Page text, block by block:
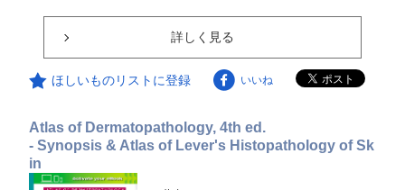
詳しく見る
ほしいものリストに登録 いいね
Atlas of Dermatopathology, 4th ed.
- Synopsis & Atlas of Lever's Histopathology of Sk
in